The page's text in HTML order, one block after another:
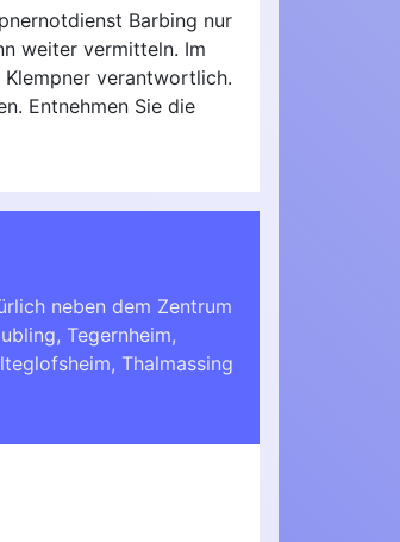
Barbing nur
weiter vermitteln. Im
verantwortlich.
Entnehmen Sie die
neben dem Zentrum
, Tegernheim,
, Thalmassing